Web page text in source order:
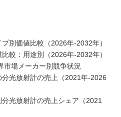
別価値比較（2026年-2032年）
較：用途別（2026年-2032年）
市場メーカー別競争状況
分光放射計の売上（2021年-2026
光放射計の売上シェア（2021